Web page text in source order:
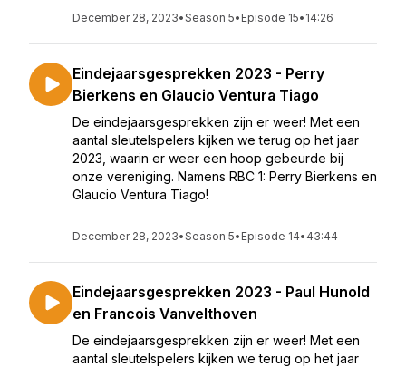
December 28, 2023•Season 5• Episode 15• 14:26
Eindejaarsgesprekken 2023 - Perry
Bierkens en Glaucio Ventura Tiago
De eindejaarsgesprekken zijn er weer! Met een
aantal sleutelspelers kijken we terug op het jaar
2023, waarin er weer een hoop gebeurde bij
onze vereniging. Namens RBC 1: Perry Bierkens en
Glaucio Ventura Tiago!
December 28, 2023•Season 5• Episode 14• 43:44
Eindejaarsgesprekken 2023 - Paul Hunold
en Francois Vanvelthoven
De eindejaarsgesprekken zijn er weer! Met een
aantal sleutelspelers kijken we terug op het jaar